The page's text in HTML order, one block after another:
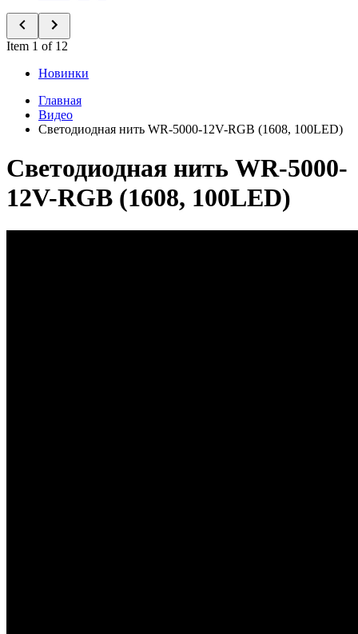
Item 1 of 12
Новинки
Главная
Видео
Светодиодная нить WR-5000-12V-RGB (1608, 100LED)
Светодиодная нить WR-5000-
12V-RGB (1608, 100LED)